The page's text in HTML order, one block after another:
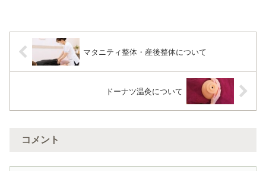
マタニティ整体・産後整体について
ドーナツ温灸について
コメント